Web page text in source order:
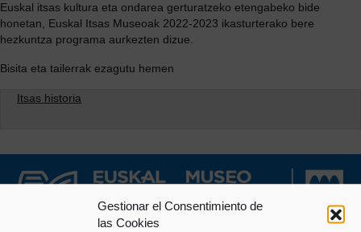
Gestionar el Consentimiento de
las Cookies
Euskal itsas kultura eta ondarea gerturatzeko etengabeko bide
honetan, Euskal Itsas Museoak 2022-2023 ikasturterako bere
hezkuntza programa aurkezten dizue.
Bisita eta tailerrak ezagutu hemen
Itsas historia